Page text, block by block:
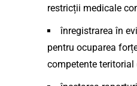
restricții medicale
înregistrarea în
pentru ocuparea
competente teritorial